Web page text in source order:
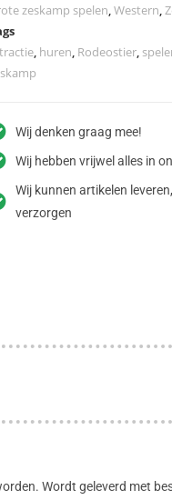
zeskamp spelen,Western,
, huren, Rodeostier,
Wij denken graag mee!
Wij hebben vrijwel alles in
Wij kunnen artikelen
verzorgen
Wordt geleverd met